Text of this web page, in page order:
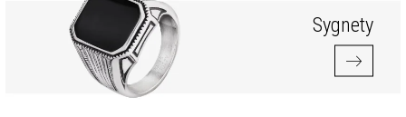
Sygnety